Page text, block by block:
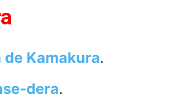
de Kamakura.
dera.